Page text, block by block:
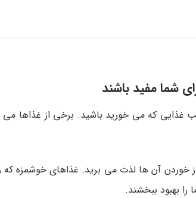
غذایی که می خورید باشید. برخی از غذاها می
خوردن آن ها لذت می برید. غذاهای خوشمزه
بهبود ببخشند.